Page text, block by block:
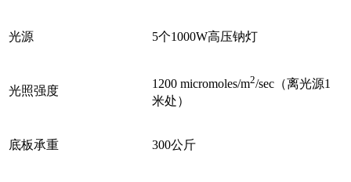
光源 5个1000W高压钠灯
光照强度
1200 micromoles/m2/sec（离光源1
米处）
底板承重 300公斤